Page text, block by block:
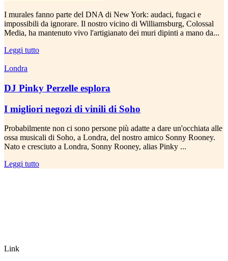
I murales fanno parte del DNA di New York: audaci, fugaci e
impossibili da ignorare. Il nostro vicino di Williamsburg, Colossal
Media, ha mantenuto vivo l'artigianato dei muri dipinti a mano da...
Leggi tutto
Londra
DJ Pinky Perzelle esplora
I migliori negozi di vinili di Soho
Probabilmente non ci sono persone più adatte a dare un'occhiata alle
ossa musicali di Soho, a Londra, del nostro amico Sonny Rooney.
Nato e cresciuto a Londra, Sonny Rooney, alias Pinky ...
Leggi tutto
Link